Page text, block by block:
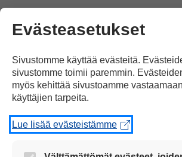
Evästeasetukset
Sivustomme käyttää evästeitä.
sivustomme toimii paremmin.
myös kehittää sivustoamme
käyttäjien tarpeita.
Lue lisää evästeistämme